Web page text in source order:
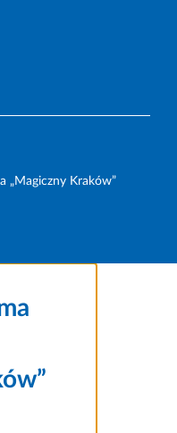
„Magiczny Kraków”